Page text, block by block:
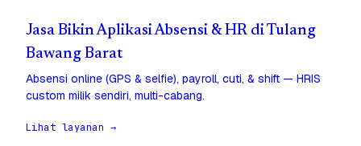
Jasa Bikin Aplikasi Absensi & HR di Tulang
Bawang Barat
Absensi online (GPS & selfie), payroll, cuti, & shift — HRIS
custom milik sendiri, multi-cabang.
Lihat layanan →